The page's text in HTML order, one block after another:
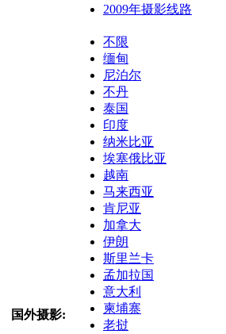
2009年摄影线路
国外摄影:
不限
缅甸
尼泊尔
不丹
泰国
印度
纳米比亚
埃塞俄比亚
越南
马来西亚
肯尼亚
加拿大
伊朗
斯里兰卡
孟加拉国
意大利
柬埔寨
老挝